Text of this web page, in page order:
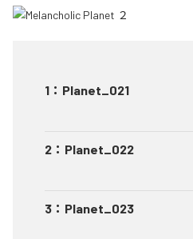
1 ： Planet_021
2 ： Planet_022
3 ： Planet_023